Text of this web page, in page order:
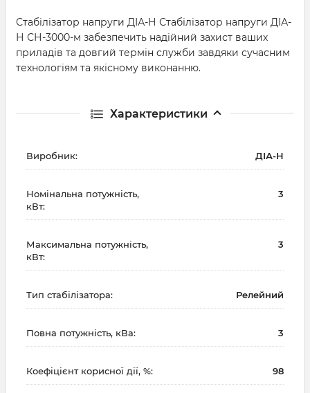
Стабілізатор напруги ДІА-Н Стабілізатор напруги ДІА-
Н СН-3000-м забезпечить надійний захист ваших
приладів та довгий термін служби завдяки сучасним
технологіям та якісному виконанню.
Характеристики
Виробник: ДІА-Н
Номінальна потужність,
кВт:
3
Максимальна потужність,
кВт:
3
Тип стабілізатора: Релейний
Повна потужність, кВа: 3
Коефіцієнт корисної дії, %: 98